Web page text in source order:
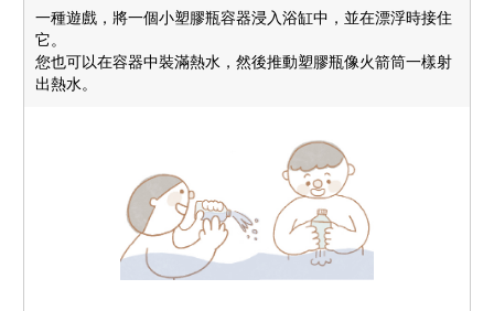
一種遊戲，將一個小塑膠瓶容器浸入浴缸中，並在漂浮時接住
它。
您也可以在容器中裝滿熱水，然後推動塑膠瓶像火箭筒一樣射
出熱水。